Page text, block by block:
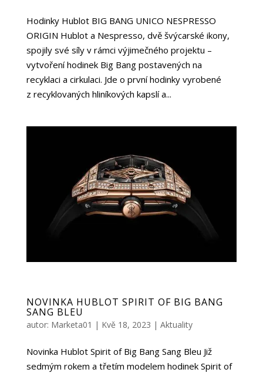
Hodinky Hublot BIG BANG UNICO NESPRESSO
ORIGIN Hublot a Nespresso, dvě švýcarské ikony,
spojily své síly v rámci výjimečného projektu –
vytvoření hodinek Big Bang postavených na
recyklaci a cirkulaci. Jde o první hodinky vyrobené
z recyklovaných hliníkových kapslí a...
NOVINKA HUBLOT SPIRIT OF BIG BANG
SANG BLEU
autor: Marketa01 | Kvě 18, 2023 | Aktuality
Novinka Hublot Spirit of Big Bang Sang Bleu Již
sedmým rokem a třetím modelem hodinek Spirit of